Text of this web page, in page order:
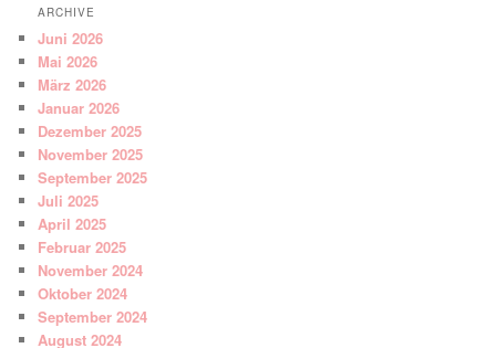
ARCHIVE
Juni 2026
Mai 2026
März 2026
Januar 2026
Dezember 2025
November 2025
September 2025
Juli 2025
April 2025
Februar 2025
November 2024
Oktober 2024
September 2024
August 2024